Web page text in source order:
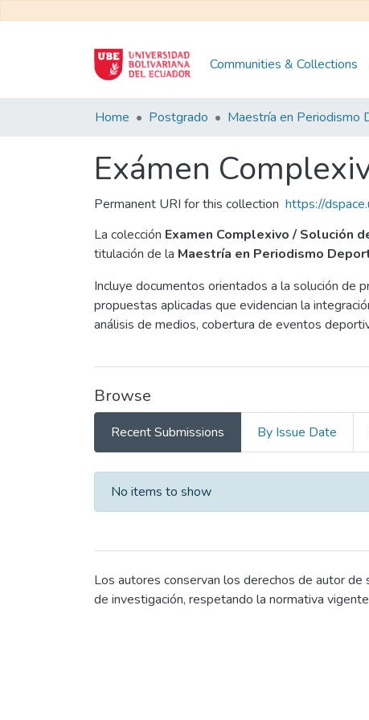
Communities & Collections
Home Postgrado
Exámen
Permanent URI for this collection https://
La colección Examen Complexivo / Solución
titulación de la Maestría en Periodismo
Incluye documentos orientados a la solución de
propuestas aplicadas que evidencian la
análisis de medios, cobertura de eventos
Browse
Recent Submissions By Issue Date
Recent Submissions
No items to show
Los autores conservan los derechos de autor
de investigación, respetando la normativa